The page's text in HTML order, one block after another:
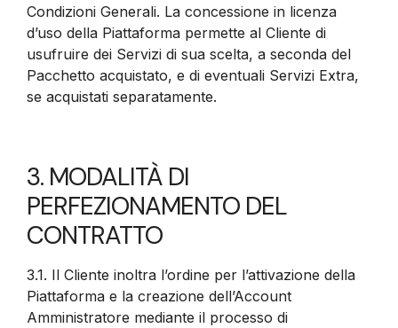
Condizioni Generali. La concessione in licenza
d’uso della Piattaforma permette al Cliente di
usufruire dei Servizi di sua scelta, a seconda del
Pacchetto acquistato, e di eventuali Servizi Extra,
se acquistati separatamente.
3. MODALITÀ DI
PERFEZIONAMENTO DEL
CONTRATTO
3.1. Il Cliente inoltra l’ordine per l’attivazione della
Piattaforma e la creazione dell’Account
Amministratore mediante il processo di